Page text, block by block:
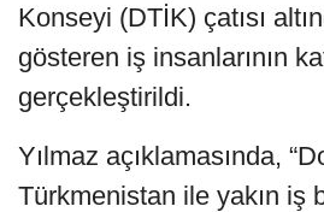
Konseyi (DTİK) çatısı
gösteren iş insanlarının
gerçekleştirildi.
Yılmaz açıklamasında,
Türkmenistan ile yakın iş